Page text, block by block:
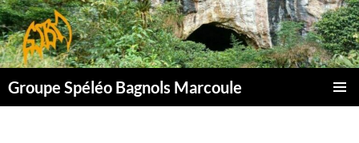
Aller
au
contenu
Groupe Spéléo Bagnols Marcoule